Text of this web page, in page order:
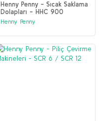
Henny Penny - Sıcak Saklama
Dolapları - HHC 900
Henny Penny